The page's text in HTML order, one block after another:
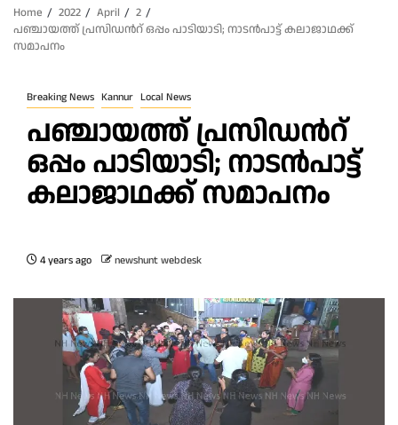
Home 2022 April
2
പഞ്ചായത്ത് പ്രസിഡൻറ് ഒപ്പം പാടിയാടി; നാടൻപാട്ട് കലാജാഥക്ക്
സമാപനം
Breaking News Kannur Local News
പഞ്ചായത്ത് പ്രസിഡൻറ്
ഒപ്പം പാടിയാടി; നാടൻപാട്ട്
കലാജാഥക്ക് സമാപനം
4 years ago newshunt webdesk